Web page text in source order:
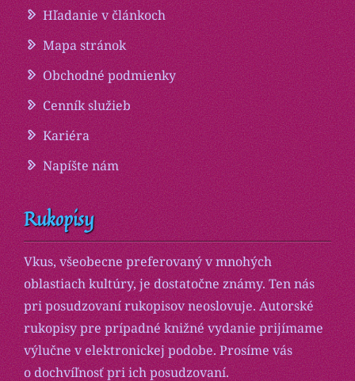
Hľadanie v článkoch
Mapa stránok
Obchodné podmienky
Cenník služieb
Kariéra
Napíšte nám
Rukopisy
Vkus, všeobecne preferovaný v mnohých
oblastiach kultúry, je dostatočne známy. Ten nás
pri posudzovaní rukopisov neoslovuje. Autorské
rukopisy pre prípadné knižné vydanie prijímame
výlučne v elektronickej podobe. Prosíme vás
o dochvíľnosť pri ich posudzovaní.